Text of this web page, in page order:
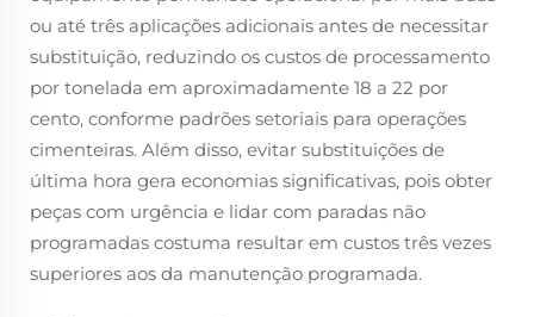
ou até três aplicações adicionais antes de necessitar
substituição, reduzindo os custos de processamento
por tonelada em aproximadamente 18 a 22 por
cento, conforme padrões setoriais para operações
cimenteiras. Além disso, evitar substituições de
última hora gera economias significativas, pois obter
peças com urgência e lidar com paradas não
programadas costuma resultar em custos três vezes
superiores aos da manutenção programada.